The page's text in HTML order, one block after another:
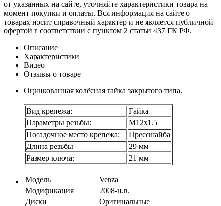
от указанных на сайте, уточняйте характеристики товара на
момент покупки и оплаты. Вся информация на сайте о
товарах носит справочный характер и не является публичной
офертой в соответствии с пунктом 2 статьи 437 ГК РФ.
Описание
Характеристики
Видео
Отзывы о товаре
Оцинкованная колёсная гайка закрытого типа.
Вид крепежа:
Гайка
Параметры резьбы:
М12х1.5
Посадочное место крепежа:
Прессшайба
Длина резьбы:
29 мм
Размер ключа:
21 мм
Модель
Venza
Модификация
2008-н.в.
Диски
Оригинальные